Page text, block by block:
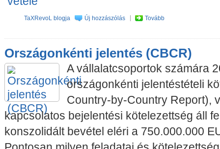
TaXRevoL blogja Új hozzászólás Tovább
Országonkénti jelentés (CBCR)
A vállalatcsoportok számára
országonkénti jelentéstételi
Country-by-Country Report),
kapcsolatos bejelentési kötelezettség áll
konszolidált bevétel eléri a 750.000.000